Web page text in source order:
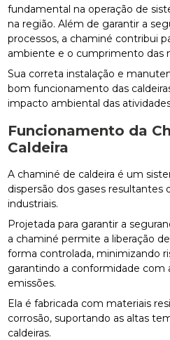
fundamental na operação de
na região. Além de garantir a
processos, a chaminé contribui
ambiente e o cumprimento das
Sua correta instalação e
bom funcionamento das
impacto ambiental das
Funcionamento da
Caldeira
A chaminé de caldeira é um
dispersão dos gases resultantes
industriais.
Projetada para garantir a
a chaminé permite a liberação
forma controlada, minimizando
garantindo a conformidade com
emissões.
Ela é fabricada com materiais
corrosão, suportando as altas
caldeiras.